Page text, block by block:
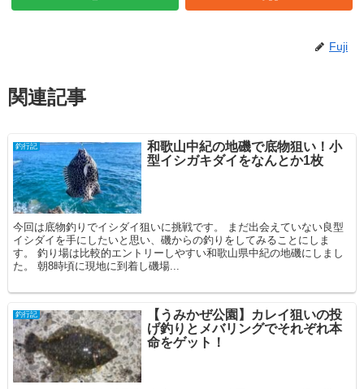
Fuji
関連記事
釣行記
和歌山中紀の地磯で底物狙い！小
型イシガキダイをなんとか1枚
今回は底物釣りでイシダイ狙いに挑戦です。 まだ出会えていない良型
イシダイを手にしたいと思い、磯からの釣りをしてみることにしま
す。 釣り場は比較的エントリーしやすい和歌山県中紀の地磯にしまし
た。 朝8時頃に現地に到着し磯場...
釣行記
【うみかぜ公園】カレイ狙いの投
げ釣りとメバリングでそれぞれ本
命をゲット！